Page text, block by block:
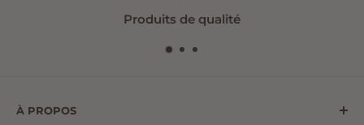
Produits de qualité
À PROPOS